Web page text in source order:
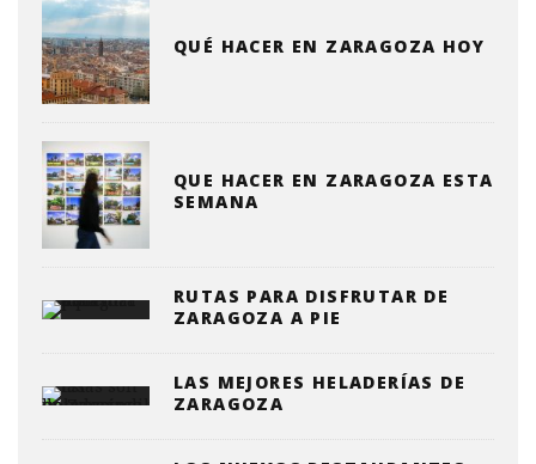
QUÉ HACER EN ZARAGOZA HOY
QUE HACER EN ZARAGOZA ESTA
SEMANA
RUTAS PARA DISFRUTAR DE
ZARAGOZA A PIE
LAS MEJORES HELADERÍAS DE
ZARAGOZA